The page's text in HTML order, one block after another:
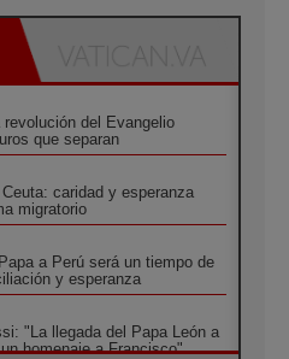
del Evangelio
que separan
caridad y esperanza
migratorio
a Perú será un tiempo de
y esperanza
"La llegada del Papa León a
homenaje a Francisco"